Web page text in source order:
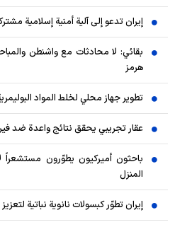
إيران تدعو إلى آلية أمنية إسلامية
بقائي: لا محادثات مع واشنطن
هرمز
تطوير جهاز محلي لخلط المواد
عقار تجريبي يحقق نتائج واعدة ضد
باحثون أميركيون يطوّرون مستشعراً
المنزل
إيران تطوّر كبسولات نانوية نباتية